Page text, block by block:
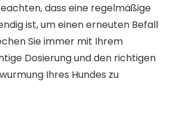
dass eine regelmäßige
ist, um einen erneuten Befall
Sie immer mit Ihrem
Dosierung und den richtigen
Ihres Hundes zu